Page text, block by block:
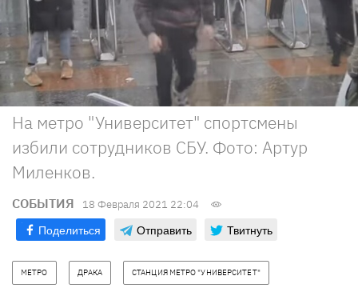
На метро "Университет" спортсмены
избили сотрудников СБУ. Фото: Артур
Миленков.
СОБЫТИЯ 18 Февраля 2021 22:04
Поделиться Отправить Твитнуть
МЕТРО ДРАКА СТАНЦИЯ МЕТРО "УНИВЕРСИТЕТ"